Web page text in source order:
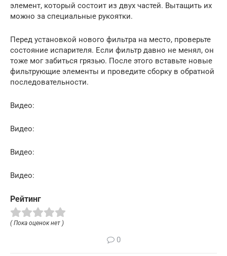
элемент, который состоит из двух частей. Вытащить их
можно за специальные рукоятки.
Перед установкой нового фильтра на место, проверьте
состояние испарителя. Если фильтр давно не менял, он
тоже мог забиться грязью. После этого вставьте новые
фильтрующие элементы и проведите сборку в обратной
последовательности.
Видео:
Видео:
Видео:
Видео:
Рейтинг
( Пока оценок нет )
0